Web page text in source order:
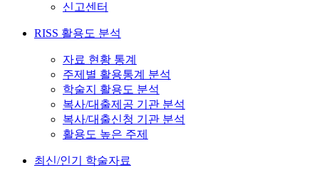
신고센터
RISS 활용도 분석
자료 현황 통계
주제별 활용통계 분석
학술지 활용도 분석
복사/대출제공 기관 분석
복사/대출신청 기관 분석
활용도 높은 주제
최신/인기 학술자료